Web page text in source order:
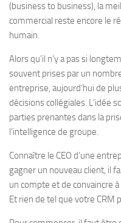
(business to business), la
commercial reste encore le
humain.
Alors qu’il n’y a pas si
souvent prises par un
entreprise, aujourd’hui de
décisions collégiales. L’idée
parties prenantes dans la
l’intelligence de groupe.
Connaître le CEO d’une
gagner un nouveau client, il
un compte et de convaincre
Et rien de tel que votre CRM